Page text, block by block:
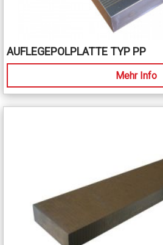
AUFLEGEPOLPLATTE TYP PP
Mehr Info